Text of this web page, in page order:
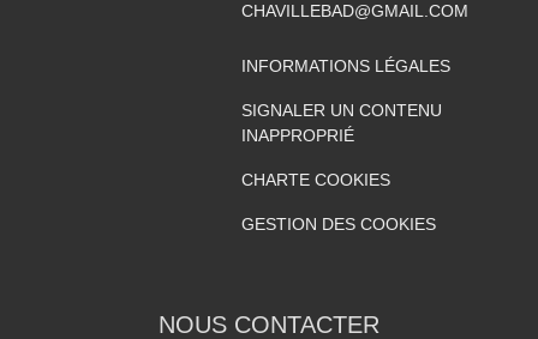
CHAVILLEBAD@GMAIL.COM
INFORMATIONS LÉGALES
SIGNALER UN CONTENU
INAPPROPRIÉ
CHARTE COOKIES
GESTION DES COOKIES
NOUS CONTACTER